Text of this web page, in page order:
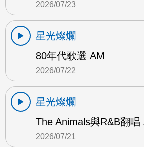
2026/07/23
星光燦爛
80年代歌選 AM
2026/07/22
星光燦爛
The Animals與R&B翻唱
2026/07/21